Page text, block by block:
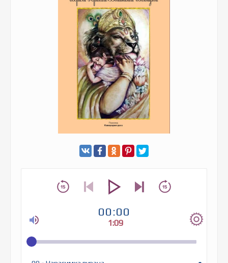
00:00
1:09